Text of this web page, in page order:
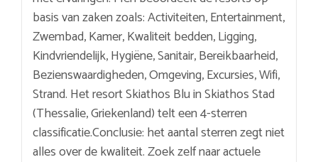
basis van zaken zoals: Activiteiten, Entertainment,
Zwembad, Kamer, Kwaliteit bedden, Ligging,
Kindvriendelijk, Hygiëne, Sanitair, Bereikbaarheid,
Bezienswaardigheden, Omgeving, Excursies, Wifi,
Strand. Het resort Skiathos Blu in Skiathos Stad
(Thessalie, Griekenland) telt een 4-sterren
classificatie.Conclusie: het aantal sterren zegt niet
alles over de kwaliteit. Zoek zelf naar actuele